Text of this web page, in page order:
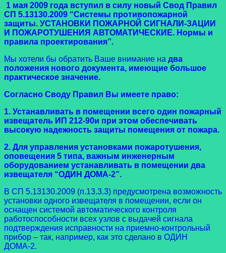
1 мая 2009 года вступил в силу новый Свод Правил
СП 5.13130.2009 “Системы противопожарной
защиты. УСТАНОВКИ ПОЖАРНОЙ СИГНАЛИ-ЗАЦИИ
И ПОЖАРОТУШЕНИЯ АВТОМАТИЧЕСКИЕ. Нормы и
правила проектирования”.
Мы хотели бы обратить Ваше внимание на два
положения нового документа, имеющие большое
практическое значение.
Согласно Своду Правил Вы имеете право:
1. Устанавливать в помещении всего один пожарный
извещатель ИП 212-90и при этом обеспечивать
высокую надежность защиты помещения от пожара.
2. Для управления установками пожаротушения,
оповещения 5 типа, важным инженерным
оборудованием устанавливать в помещении два
извещателя “ОДИН ДОМА-2”.
В СП 5.13130.2009 (п.13.3.3) предусмотрена возможность
установки одного извещателя в помещении, если он
оснащен системой автоматического контроля
работоспособности всех узлов с выдачей сигнала
подтверждения исправности на приемно-контрольный
прибор – так, например, как это сделано в ОДИН
ДОМА-2.